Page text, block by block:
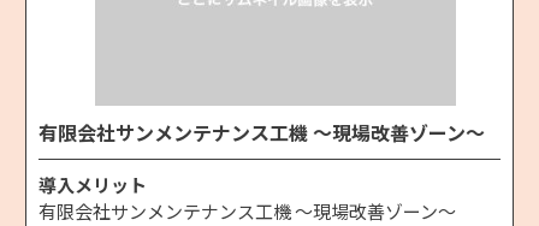
有限会社サンメンテナンス工機 ～現場改善ゾーン～
導入メリット
有限会社サンメンテナンス工機 ～現場改善ゾーン～